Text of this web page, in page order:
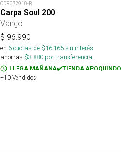
ODR072910-R
Carpa Soul 200
Vango
$ 96.990
en 6cuotas de $16.165sin interés
ahorras $3.880 por transferencia.
LLEGA MAÑANA✔️TIENDA APOQUINDO
+10 Vendidos